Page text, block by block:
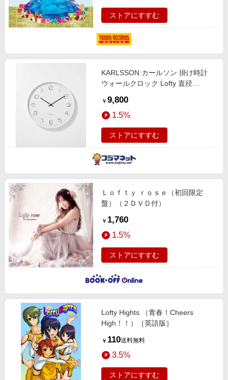
ストアにすすむ
KARLSSON カールソン 掛け時計
ウォールクロック Lofty 直径
￥ 9,800
1.5%
ストアにすすむ
Ｌｏｆｔｙ ｒｏｓｅ（初回限定
盤）（２ＤＶＤ付）
￥ 1,760
1.5%
ストアにすすむ
Lofty Hights （青春！Cheers
High！！）［英語版］
￥ 110送料無料
3.5%
ストアにすすむ